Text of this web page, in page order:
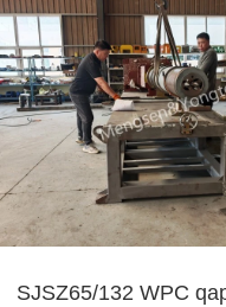
SJSZ65/132 WPC